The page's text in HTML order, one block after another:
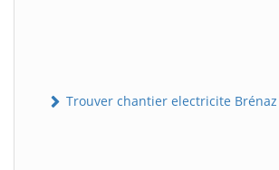
Trouver chantier electricite Brénaz